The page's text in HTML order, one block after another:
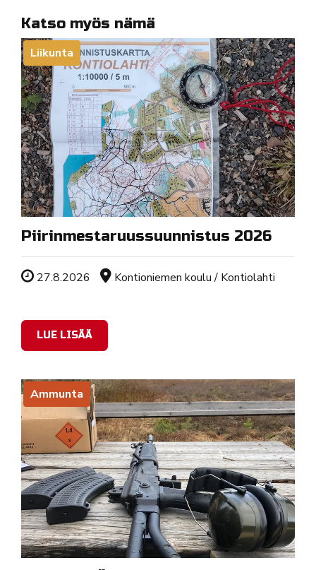
Katso myös nämä
Liikunta
Piirinmestaruussuunnistus 2026
Tapahtuman ajankohta
27.8.2026 Sijainti
Kontioniemen koulu / Kontiolahti
LUE LISÄÄ
Ammunta